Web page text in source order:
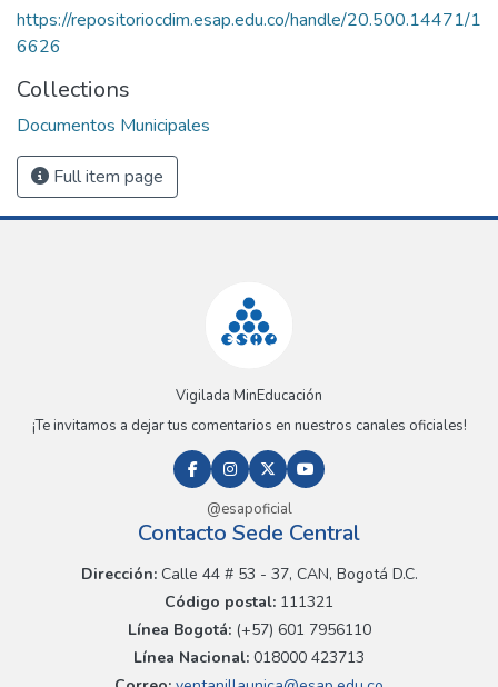
https://repositoriocdim.esap.edu.co/handle/20.500.14471/1
6626
Collections
Documentos Municipales
Full item page
Vigilada MinEducación
¡Te invitamos a dejar tus comentarios en nuestros canales oficiales!
@esapoficial
Contacto Sede Central
Dirección:Calle 44 # 53 - 37, CAN, Bogotá D.C.
Código postal: 111321
Línea Bogotá:(+57) 601 7956110
Línea Nacional: 018000 423713